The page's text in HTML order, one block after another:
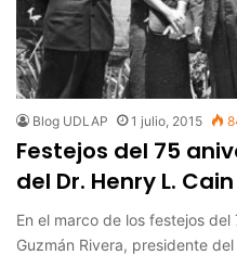
Blog UDLAP 1 julio, 2015
Festejos del 75
del Dr. Henry L. Cain
En el marco de los festejos
Guzmán Rivera, presidente